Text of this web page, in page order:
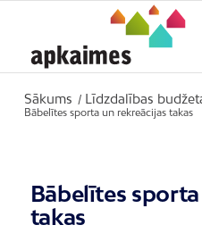
Sākums / Līdzdalības
Bābelītes sporta un rekreācijas takas
Bābelītes
takas